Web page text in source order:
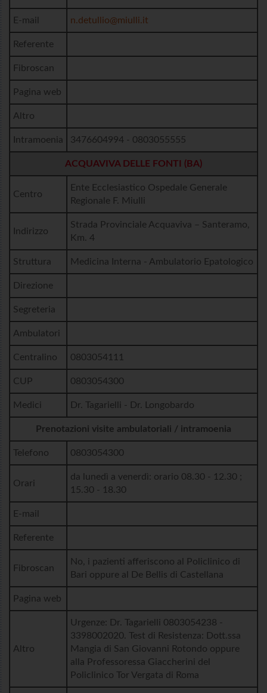
E-mail n.detullio@miulli.it
Referente
Fibroscan
Pagina web
Altro
Intramoenia 3476604994 - 0803055555
ACQUAVIVA DELLE FONTI (BA)
Centro
Ente Ecclesiastico Ospedale Generale
Regionale F. Miulli
Indirizzo
Strada Provinciale Acquaviva – Santeramo,
Km. 4
Struttura Medicina Interna - Ambulatorio Epatologico
Direzione
Segreteria
Ambulatori
Centralino 0803054111
CUP 0803054300
Medici Dr. Tagarielli - Dr. Longobardo
Prenotazioni visite ambulatoriali / intramoenia
Telefono 0803054300
Orari
da lunedì a venerdì: orario 08.30 - 12.30 ;
15.30 - 18.30
E-mail
Referente
Fibroscan
No, i pazienti afferiscono al Policlinico di
Bari oppure al De Bellis di Castellana
Pagina web
Altro
Urgenze: Dr. Tagarielli 0803054238 -
3398002020. Test di Resistenza: Dott.ssa
Mangia di San Giovanni Rotondo oppure
alla Professoressa Giaccherini del
Policlinico Tor Vergata di Roma